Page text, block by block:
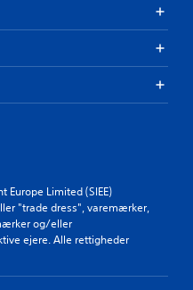
Europe Limited (SIEE)
"trade dress", varemærker,
og/eller
ejere. Alle rettigheder